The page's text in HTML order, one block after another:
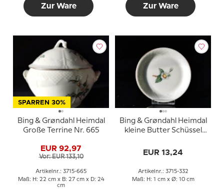
Zur Ware Zur Ware
SPARREN 30%
Bing & Grøndahl Heimdal
Große Terrine Nr. 665
EUR 92,97
Vor: EUR 133,10
Artikelnr.: 3715-665
Maß: H: 22 cm x B: 27 cm x D: 24
cm
Bing & Grøndahl Heimdal
kleine Butter Schüssel
oder 332
EUR 13,24
Artikelnr.: 3715-332
Maß: H: 1 cm x Ø: 10 cm